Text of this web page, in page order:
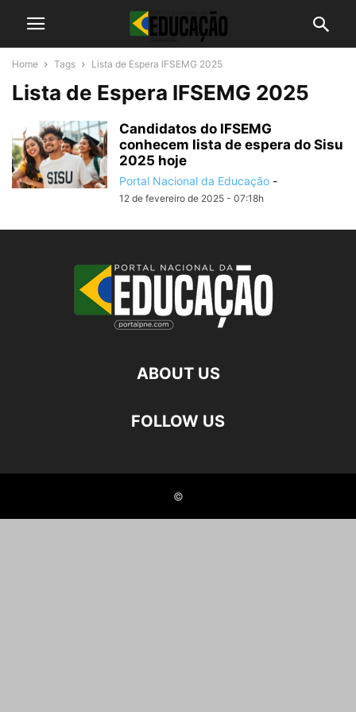
Home Tags Lista de Espera IFSEMG 2025
Lista de Espera IFSEMG 2025
Candidatos do IFSEMG
conhecem lista de espera do Sisu
2025 hoje
Portal Nacional da Educação -
12 de fevereiro de 2025 - 07:18h
ABOUT US
FOLLOW US
©